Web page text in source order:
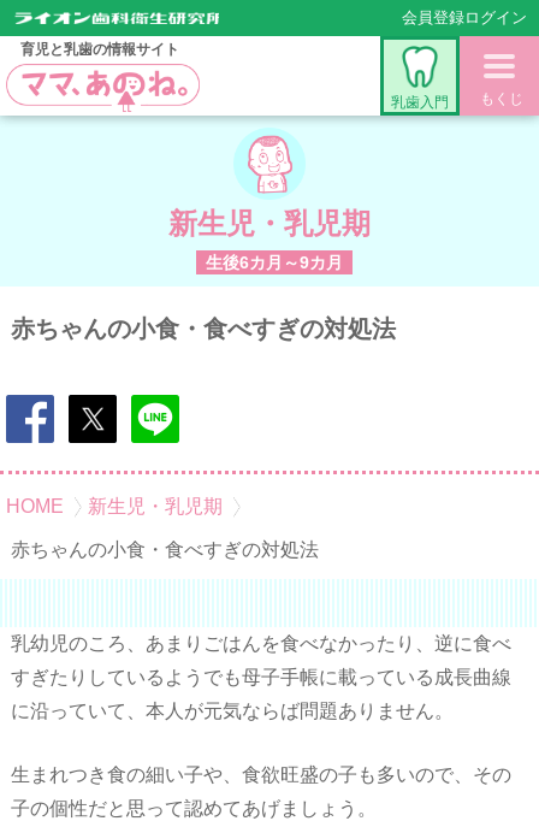
会員登録ログイン
育児と乳歯の情報サイト
もくじ
乳歯入門
新生児・乳児期
生後6カ月～9カ月
赤ちゃんの小食・食べすぎの対処法
HOME 新生児・乳児期
赤ちゃんの小食・食べすぎの対処法
乳幼児のころ、あまりごはんを食べなかったり、逆に食べ
すぎたりしているようでも母子手帳に載っている成長曲線
に沿っていて、本人が元気ならば問題ありません。
生まれつき食の細い子や、食欲旺盛の子も多いので、その
子の個性だと思って認めてあげましょう。